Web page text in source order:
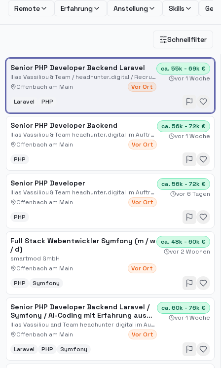
Remote Erfahrung Anstellung Skills
Schnellfilter
Senior PHP Developer Backend Laravel
Ilias Vassiliou & Team / headhunter.digital / Recruiting für Digital, Sales, IT, KI, Automation
Offenbach am Main
Vor Ort
ca. 55k - 69k €
vor 1 Woche
Laravel PHP
Senior PHP Developer Backend
Ilias Vassiliou & Team headhunter.digital im Auftrag
Offenbach am Main
Vor Ort
ca. 56k - 72k €
vor 1 Woche
PHP
Senior PHP Developer
Ilias Vassiliou & Team headhunter.digital im Auftrag
Offenbach am Main
Vor Ort
ca. 56k - 72k €
vor 6 Tagen
PHP
Full Stack Webentwickler Symfony (m / w
/ d)
smartmod GmbH
Offenbach am Main
Vor Ort
ca. 48k - 60k €
vor 2 Wochen
PHP Symfony
Senior PHP Developer Backend Laravel /
Symfony / AI-Coding mit Erfahrung aus
High-Traffic Web
Ilias Vassiliou and Team headhunter digital im Auftrag
Offenbach am Main
Vor Ort
ca. 60k - 76k €
vor 1 Woche
Laravel PHP Symfony